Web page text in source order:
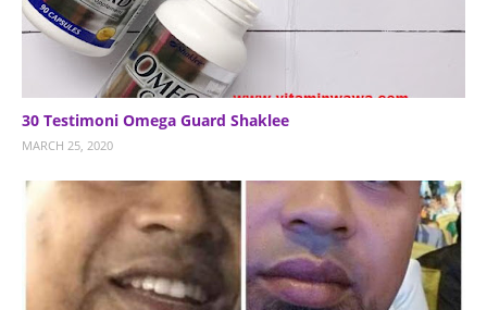
30 Testimoni Omega Guard Shaklee
MARCH 25, 2020